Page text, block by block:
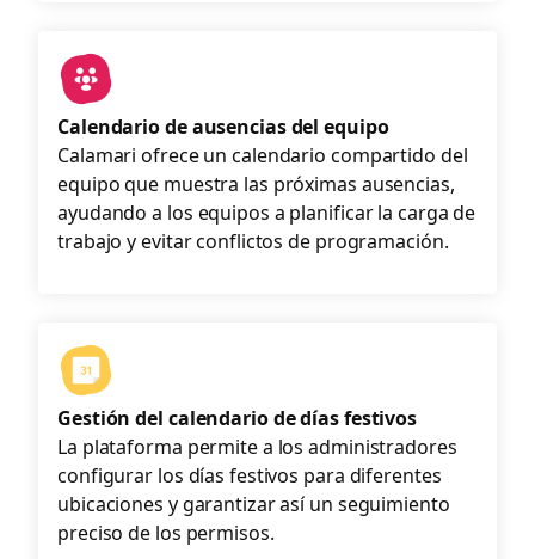
Calendario de ausencias del equipo
Calamari ofrece un calendario compartido del
equipo que muestra las próximas ausencias,
ayudando a los equipos a planificar la carga de
trabajo y evitar conflictos de programación.
Gestión del calendario de días festivos
La plataforma permite a los administradores
configurar los días festivos para diferentes
ubicaciones y garantizar así un seguimiento
preciso de los permisos.